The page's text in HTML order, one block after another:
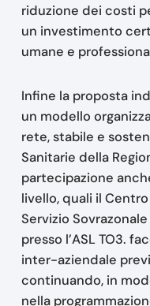
riduzione dei costi
un investimento
umane e
Infine la proposta
un modello
rete, stabile e
Sanitarie della
partecipazione
livello, quali il
Servizio
presso l’ASL TO3.
inter-aziendale
continuando, in
nella